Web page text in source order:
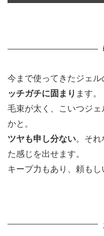
今まで使ってきたジェル
ッチガチに固まり ます。
毛束が太く、こいつジ
かと。
ツヤも申し分ない。そ
た感じを出せます。
キープ力もあり、頼もし